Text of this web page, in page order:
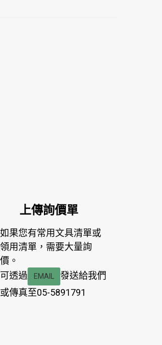
上傳詢價單
如果您有常用文具清單或
領用清單，需要大量詢
價。
可透過
EMAIL
發送給我們
或傳真至05-5891791